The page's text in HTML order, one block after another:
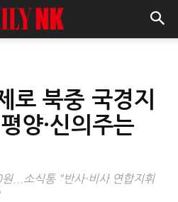
로 북중 국경지
양·신의주는
...소식통 "반사·비사 연합지휘